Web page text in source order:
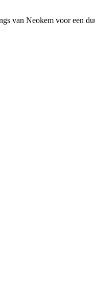
van Neokem voor een